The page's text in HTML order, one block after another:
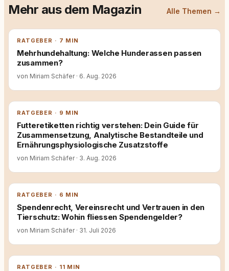
Mehr aus dem Magazin Alle Themen →
RATGEBER · 7 MIN
Mehrhundehaltung: Welche Hunderassen passen
zusammen?
von Miriam Schäfer · 6. Aug. 2026
RATGEBER · 9 MIN
Futteretiketten richtig verstehen: Dein Guide für
Zusammensetzung, Analytische Bestandteile und
Ernährungsphysiologische Zusatzstoffe
von Miriam Schäfer · 3. Aug. 2026
RATGEBER · 6 MIN
Spendenrecht, Vereinsrecht und Vertrauen in den
Tierschutz: Wohin fliessen Spendengelder?
von Miriam Schäfer · 31. Juli 2026
RATGEBER · 11 MIN